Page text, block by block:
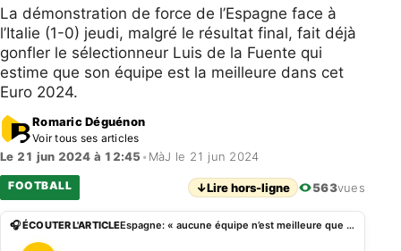
La démonstration de force de l’Espagne face à
l’Italie (1-0) jeudi, malgré le résultat final, fait déjà
gonfler le sélectionneur Luis de la Fuente qui
estime que son équipe est la meilleure dans cet
Euro 2024.
Romaric Déguénon
Voir tous ses articles
Le 21 jun 2024 à 12:45 • MàJ le 21 jun 2024
FOOTBALL ↓Lire hors-ligne 563vues
🎧 ÉCOUTER L'ARTICLE Espagne: « aucune équipe n’est meilleure que nous », Luis de la Fuente